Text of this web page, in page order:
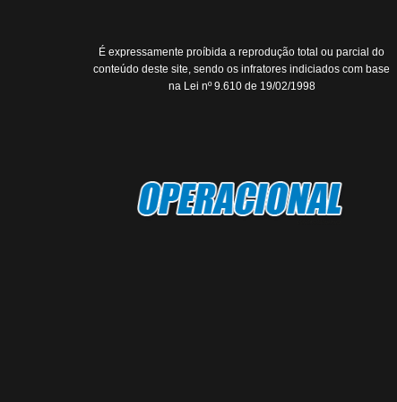
É expressamente proíbida a reprodução total ou parcial do
conteúdo deste site, sendo os infratores indiciados com base
na Lei nº 9.610 de 19/02/1998